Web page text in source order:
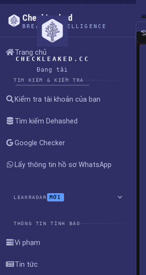
CHECKLEAKED.CC
Đang tải
CheckLeaked
BREACH INTELLIGENCE
Trang chủ
TÌM KIẾM & KIỂM TRA
Kiểm tra tài khoản của bạn
Tìm kiếm Dehashed
Google Checker
Lấy thông tin hồ sơ WhatsApp
LEAKRADAR MỚI
THÔNG TIN TÌNH BÁO
Vi phạm
Tin tức